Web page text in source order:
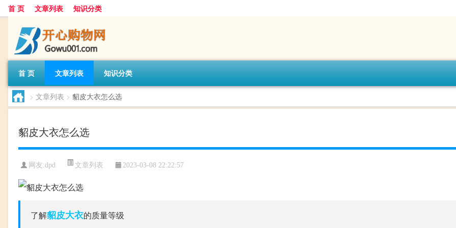
首 页 文章列表 知识分类
首 页 文章列表 知识分类
> 文章列表 > 貂皮大衣怎么选
貂皮大衣怎么选
网友:dpd 文章列表 2023-03-08 22:22:57
了解貂皮大衣的质量等级